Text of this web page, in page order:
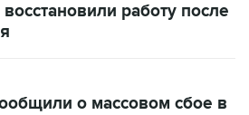
работу после
о массовом сбое в